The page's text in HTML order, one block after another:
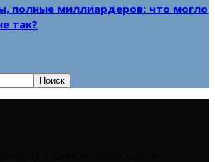
полные миллиардеров: что могло
так?